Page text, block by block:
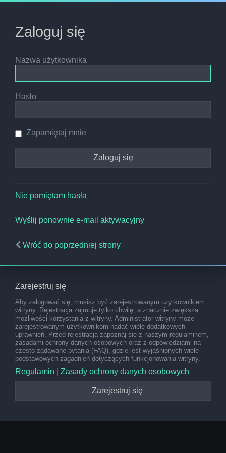
Zaloguj się
Nazwa użytkownika
Hasło
Zapamiętaj mnie
Nie pamiętam hasła
Wyślij ponownie e-mail aktywacyjny
Wróć do poprzedniej strony
Zarejestruj się
Aby zalogować się, musisz być zarejestrowanym użytkownikiem
witryny. Rejestracja zajmuje tylko chwilę, a znacznie zwiększa
możliwości korzystania z witryny. Administrator witryny może
zarejestrowanym użytkownikom nadać wiele dodatkowych
uprawnień. Przed rejestracją zapoznaj się z naszym regulaminem,
zasadami ochrony danych osobowych oraz z odpowiedziami na
często zadawane pytania (FAQ), gdzie jest wyjaśnionych wiele
podstawowych zagadnień dotyczących funkcjonowania witryny.
Regulamin Zasady ochrony danych osobowych
Zarejestruj się